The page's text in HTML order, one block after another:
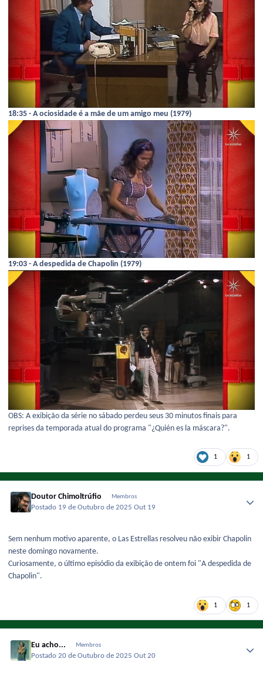
18:35 - A ociosidade é a mãe de um amigo meu (1979)
19:03 - A despedida de Chapolin (1979)
OBS: A exibição da série no sábado perdeu seus 30 minutos finais para
reprises da temporada atual do programa "¿Quién es la máscara?".
1 1
Doutor Chimoltrúfio Membros
Postado 19 de Outubro de 2025Out 19
Sem nenhum motivo aparente, o Las Estrellas resolveu não exibir Chapolin
neste domingo novamente.
Curiosamente, o último episódio da exibição de ontem foi "A despedida de
Chapolin".
1 1
Eu acho... Membros
Postado20 de Outubro de 2025Out 20